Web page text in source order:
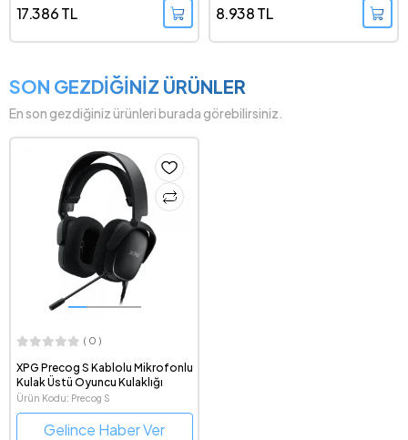
17.386 TL 8.938 TL
SON GEZDİĞİNİZ ÜRÜNLER
En son gezdiğiniz ürünleri burada görebilirsiniz.
( 0 )
XPG Precog S Kablolu Mikrofonlu
Kulak Üstü Oyuncu Kulaklığı
Ürün Kodu: Precog S
Gelince Haber Ver